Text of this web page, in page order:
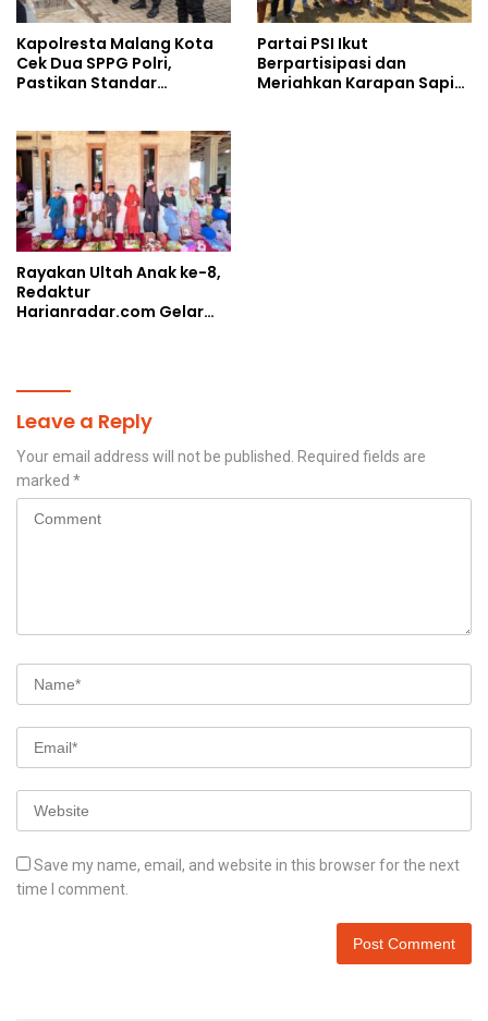
Kapolresta Malang Kota
Cek Dua SPPG Polri,
Pastikan Standar
Berjalan Optimal
Partai PSI Ikut
Berpartisipasi dan
Meriahkan Karapan Sapi
Rayakan Ultah Anak ke-8,
Redaktur
Harianradar.com Gelar
Leave a Reply
Your email address will not be published.
Required fields are
marked *
Save my name, email, and website in this browser for the next
time I comment.